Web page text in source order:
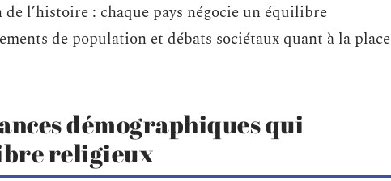
l’histoire : chaque pays négocie un équilibre
de population et débats sociétaux quant à la place
démographiques qui
religieux